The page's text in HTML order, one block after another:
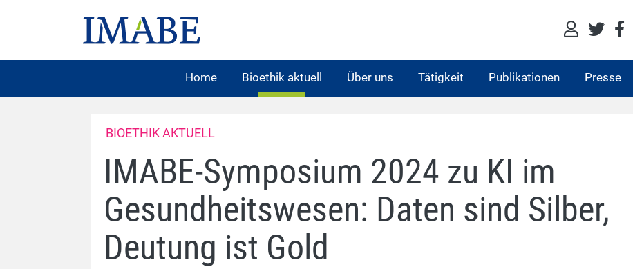
Home Bioethik aktuell Über uns Tätigkeit Publikationen Presse
BIOETHIK AKTUELL
IMABE-Symposium 2024 zu KI im
Gesundheitswesen: Daten sind Silber,
Deutung ist Gold